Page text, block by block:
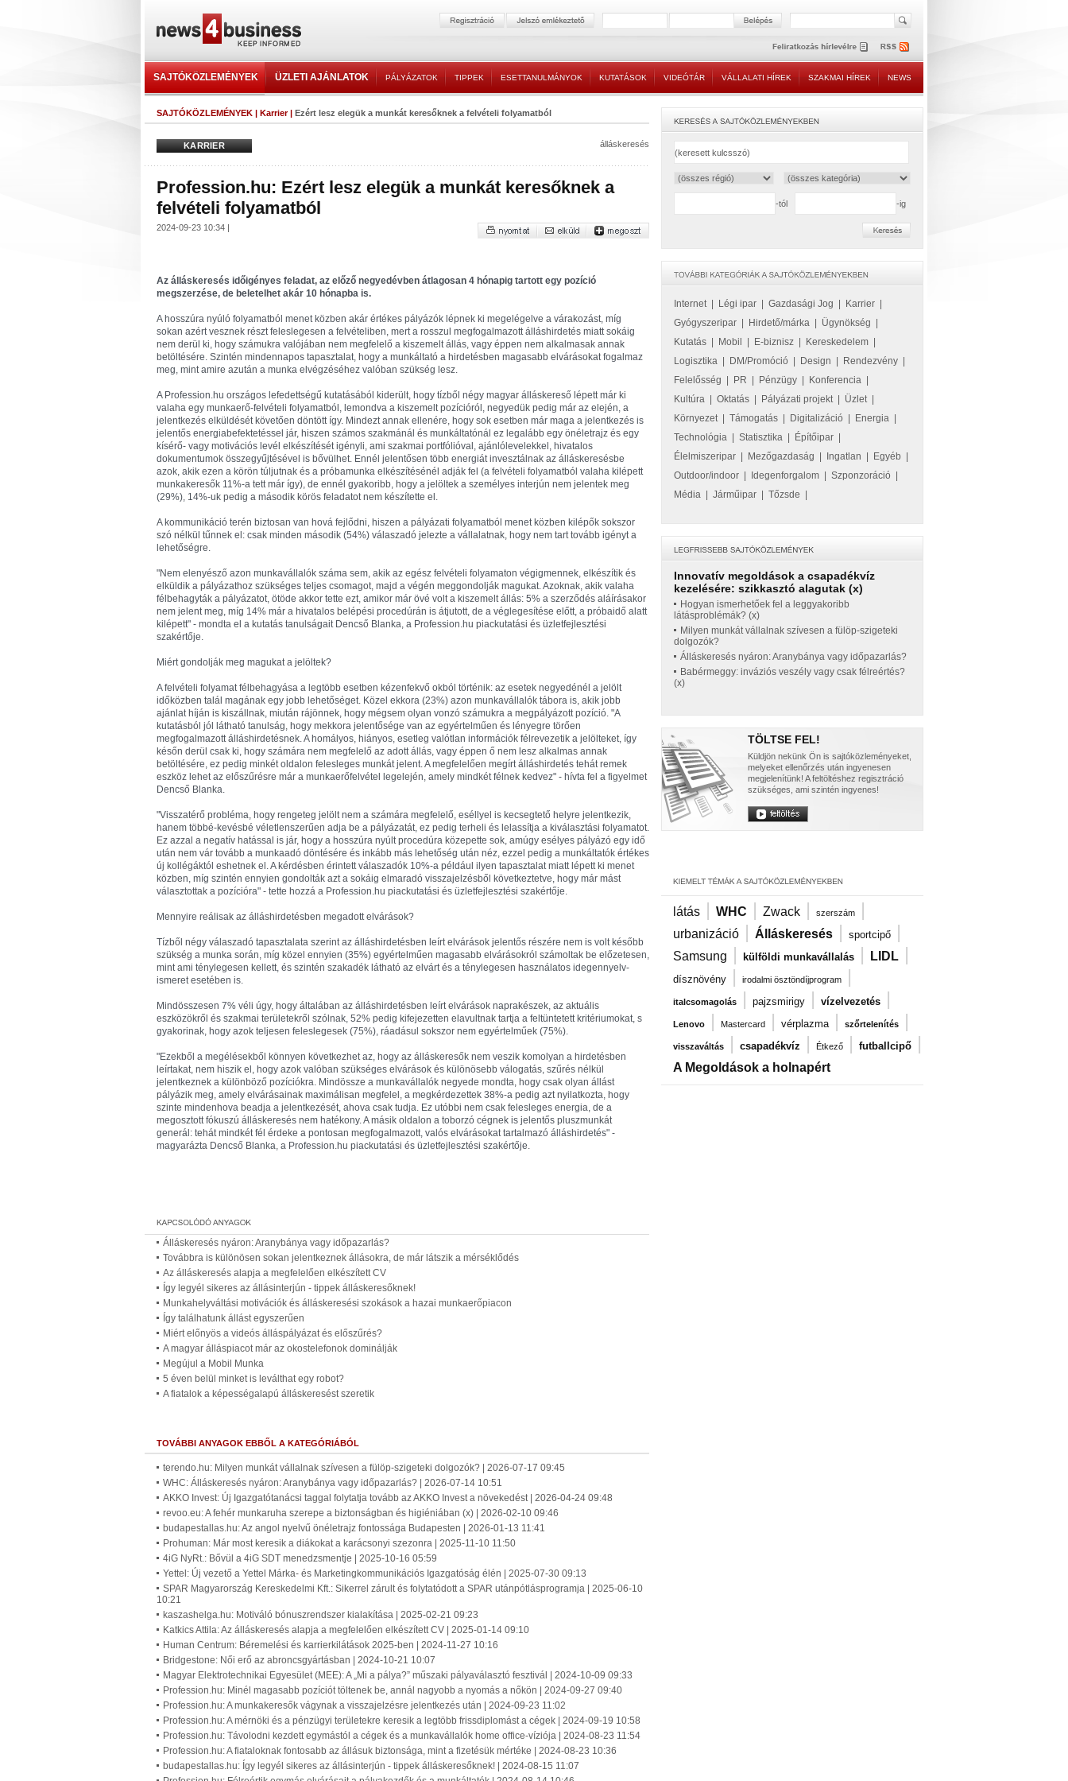
SAJTÓKÖZLEMÉNYEK ÜZLETI AJÁNLATOK PÁLYÁZATOK TIPPEK ESETTANULMÁNYOK KUTATÁSOK VIDEÓTÁR VÁLLALATI HÍREK SZAKMAI HÍREK NEWS
SAJTÓKÖZLEMÉNYEK | Karrier| Ezért lesz elegük a munkát keresőknek a felvételi folyamatból
KARRIER álláskeresés
Profession.hu: Ezért lesz elegük a munkát keresőknek a
felvételi folyamatból
2024-09-23 10:34 |
Az álláskeresés időigényes feladat, az előző negyedévben átlagosan 4 hónapig tartott egy pozíció
megszerzése, de beletelhet akár 10 hónapba is.
A hosszúra nyúló folyamatból menet közben akár értékes pályázók lépnek ki megelégelve a várakozást, míg
sokan azért vesznek részt feleslegesen a felvételiben, mert a rosszul megfogalmazott álláshirdetés miatt sokáig
nem derül ki, hogy számukra valójában nem megfelelő a kiszemelt állás, vagy éppen nem alkalmasak annak
betöltésére. Szintén mindennapos tapasztalat, hogy a munkáltató a hirdetésben magasabb elvárásokat fogalmaz
meg, mint amire azután a munka elvégzéséhez valóban szükség lesz.
A Profession.hu országos lefedettségű kutatásából kiderült, hogy tízből négy magyar álláskereső lépett már ki
valaha egy munkaerő-felvételi folyamatból, lemondva a kiszemelt pozícióról, negyedük pedig már az elején, a
jelentkezés elküldését követően döntött így. Mindezt annak ellenére, hogy sok esetben már maga a jelentkezés is
jelentős energiabefektetéssel jár, hiszen számos szakmánál és munkáltatónál ez legalább egy önéletrajz és egy
kísérő- vagy motivációs levél elkészítését igényli, ami szakmai portfólióval, ajánlólevelekkel, hivatalos
dokumentumok összegyűjtésével is bővülhet. Ennél jelentősen több energiát invesztálnak az álláskeresésbe
azok, akik ezen a körön túljutnak és a próbamunka elkészítésénél adják fel (a felvételi folyamatból valaha kilépett
munkakeresők 11%-a tett már így), de ennél gyakoribb, hogy a jelöltek a személyes interjún nem jelentek meg
(29%), 14%-uk pedig a második körös feladatot nem készítette el.
A kommunikáció terén biztosan van hová fejlődni, hiszen a pályázati folyamatból menet közben kilépők sokszor
szó nélkül tűnnek el: csak minden második (54%) válaszadó jelezte a vállalatnak, hogy nem tart tovább igényt a
lehetőségre.
"Nem elenyésző azon munkavállalók száma sem, akik az egész felvételi folyamaton végigmennek, elkészítik és
elküldik a pályázathoz szükséges teljes csomagot, majd a végén meggondolják magukat. Azoknak, akik valaha
félbehagyták a pályázatot, ötöde akkor tette ezt, amikor már övé volt a kiszemelt állás: 5% a szerződés aláírásakor
nem jelent meg, míg 14% már a hivatalos belépési procedúrán is átjutott, de a véglegesítése előtt, a próbaidő alatt
kilépett" - mondta el a kutatás tanulságait Dencső Blanka, a Profession.hu piackutatási és üzletfejlesztési
szakértője.
Miért gondolják meg magukat a jelöltek?
A felvételi folyamat félbehagyása a legtöbb esetben kézenfekvő okból történik: az esetek negyedénél a jelölt
időközben talál magának egy jobb lehetőséget. Közel ekkora (23%) azon munkavállalók tábora is, akik jobb
ajánlat híján is kiszállnak, miután rájönnek, hogy mégsem olyan vonzó számukra a megpályázott pozíció. "A
kutatásból jól látható tanulság, hogy mekkora jelentősége van az egyértelműen és lényegre törően
megfogalmazott álláshirdetésnek. A homályos, hiányos, esetleg valótlan információk félrevezetik a jelölteket, így
későn derül csak ki, hogy számára nem megfelelő az adott állás, vagy éppen ő nem lesz alkalmas annak
betöltésére, ez pedig minkét oldalon felesleges munkát jelent. A megfelelően megírt álláshirdetés tehát remek
eszköz lehet az előszűrésre már a munkaerőfelvétel legelején, amely mindkét félnek kedvez" - hívta fel a figyelmet
Dencső Blanka.
"Visszatérő probléma, hogy rengeteg jelölt nem a számára megfelelő, eséllyel is kecsegtető helyre jelentkezik,
hanem többé-kevésbé véletlenszerűen adja be a pályázatát, ez pedig terheli és lelassítja a kiválasztási folyamatot.
Ez azzal a negatív hatással is jár, hogy a hosszúra nyúlt procedúra közepette sok, amúgy esélyes pályázó egy idő
után nem vár tovább a munkaadó döntésére és inkább más lehetőség után néz, ezzel pedig a munkáltatók értékes
új kollégáktól eshetnek el. A kérdésben érintett válaszadók 10%-a például ilyen tapasztalat miatt lépett ki menet
közben, míg szintén ennyien gondolták azt a sokáig elmaradó visszajelzésből következtetve, hogy már mást
választottak a pozícióra" - tette hozzá a Profession.hu piackutatási és üzletfejlesztési szakértője.
Mennyire reálisak az álláshirdetésben megadott elvárások?
Tízből négy válaszadó tapasztalata szerint az álláshirdetésben leírt elvárások jelentős részére nem is volt később
szükség a munka során, míg közel ennyien (35%) egyértelműen magasabb elvárásokról számoltak be előzetesen,
mint ami ténylegesen kellett, és szintén szakadék látható az elvárt és a ténylegesen használatos idegennyelv-
ismeret esetében is.
Mindösszesen 7% véli úgy, hogy általában az álláshirdetésben leírt elvárások naprakészek, az aktuális
eszközökről és szakmai területekről szólnak, 52% pedig kifejezetten elavultnak tartja a feltüntetett kritériumokat, s
gyakorinak, hogy azok teljesen feleslegesek (75%), ráadásul sokszor nem egyértelműek (75%).
"Ezekből a megélésekből könnyen következhet az, hogy az álláskeresők nem veszik komolyan a hirdetésben
leírtakat, nem hiszik el, hogy azok valóban szükséges elvárások és különösebb válogatás, szűrés nélkül
jelentkeznek a különböző pozíciókra. Mindössze a munkavállalók negyede mondta, hogy csak olyan állást
pályázik meg, amely elvárásainak maximálisan megfelel, a megkérdezettek 38%-a pedig azt nyilatkozta, hogy
szinte mindenhova beadja a jelentkezését, ahova csak tudja. Ez utóbbi nem csak felesleges energia, de a
megosztott fókuszú álláskeresés nem hatékony. A másik oldalon a toborzó cégnek is jelentős pluszmunkát
generál: tehát mindkét fél érdeke a pontosan megfogalmazott, valós elvárásokat tartalmazó álláshirdetés" -
magyarázta Dencső Blanka, a Profession.hu piackutatási és üzletfejlesztési szakértője.
Álláskeresés nyáron: Aranybánya vagy időpazarlás?
Továbbra is különösen sokan jelentkeznek állásokra, de már látszik a mérséklődés
Az álláskeresés alapja a megfelelően elkészített CV
Így legyél sikeres az állásinterjún - tippek álláskeresőknek!
Munkahelyváltási motivációk és álláskeresési szokások a hazai munkaerőpiacon
Így találhatunk állást egyszerűen
Miért előnyös a videós álláspályázat és előszűrés?
A magyar álláspiacot már az okostelefonok dominálják
Megújul a Mobil Munka
5 éven belül minket is leválthat egy robot?
A fiatalok a képességalapú álláskeresést szeretik
TOVÁBBI ANYAGOK EBBŐL A KATEGÓRIÁBÓL
terendo.hu: Milyen munkát vállalnak szívesen a fülöp-szigeteki dolgozók? | 2026-07-17 09:45
WHC: Álláskeresés nyáron: Aranybánya vagy időpazarlás? | 2026-07-14 10:51
AKKO Invest: Új Igazgatótanácsi taggal folytatja tovább az AKKO Invest a növekedést | 2026-04-24 09:48
revoo.eu: A fehér munkaruha szerepe a biztonságban és higiéniában (x) | 2026-02-10 09:46
budapestallas.hu: Az angol nyelvű önéletrajz fontossága Budapesten | 2026-01-13 11:41
Prohuman: Már most keresik a diákokat a karácsonyi szezonra | 2025-11-10 11:50
4iG NyRt.: Bővül a 4iG SDT menedzsmentje | 2025-10-16 05:59
Yettel: Új vezető a Yettel Márka- és Marketingkommunikációs Igazgatóság élén | 2025-07-30 09:13
SPAR Magyarország Kereskedelmi Kft.: Sikerrel zárult és folytatódott a SPAR utánpótlásprogramja | 2025-06-10
10:21
kaszashelga.hu: Motiváló bónuszrendszer kialakítása | 2025-02-21 09:23
Katkics Attila: Az álláskeresés alapja a megfelelően elkészített CV | 2025-01-14 09:10
Human Centrum: Béremelési és karrierkilátások 2025-ben | 2024-11-27 10:16
Bridgestone: Női erő az abroncsgyártásban | 2024-10-21 10:07
Magyar Elektrotechnikai Egyesület (MEE): A „Mi a pálya?” műszaki pályaválasztó fesztivál | 2024-10-09 09:33
Profession.hu: Minél magasabb pozíciót töltenek be, annál nagyobb a nyomás a nőkön | 2024-09-27 09:40
Profession.hu: A munkakeresők vágynak a visszajelzésre jelentkezés után | 2024-09-23 11:02
Profession.hu: A mérnöki és a pénzügyi területekre keresik a legtöbb frissdiplomást a cégek | 2024-09-19 10:58
Profession.hu: Távolodni kezdett egymástól a cégek és a munkavállalók home office-víziója | 2024-08-23 11:54
Profession.hu: A fiataloknak fontosabb az állásuk biztonsága, mint a fizetésük mértéke | 2024-08-23 10:36
budapestallas.hu: Így legyél sikeres az állásinterjún - tippek álláskeresőknek! | 2024-08-15 11:07
-tól -ig
Internet| Légi ipar Gazdasági Jog Karrier
Gyógyszeripar
Hirdető/márka Ügynökség
Kutatás
Mobil E-biznisz Kereskedelem
Logisztika
DM/Promóció Design Rendezvény
Felelősség
PR Pénzügy Konferencia
Kultúra
Oktatás Pályázati projekt| Üzlet|
Környezet| Támogatás Digitalizáció Energia
Technológia
Statisztika Építőipar
Élelmiszeripar
Mezőgazdaság Ingatlan Egyéb
Outdoor/indoor
Idegenforgalom Szponzoráció
Média
Járműipar Tőzsde
Innovatív megoldások a csapadékvíz
kezelésére: szikkasztó alagutak (x)
Hogyan ismerhetőek fel a leggyakoribb
látásproblémák? (x)
Milyen munkát vállalnak szívesen a fülöp-szigeteki
dolgozók?
Álláskeresés nyáron: Aranybánya vagy időpazarlás?
Babérmeggy: inváziós veszély vagy csak félreértés?
(x)
TÖLTSE FEL!
Küldjön nekünk Ön is sajtóközleményeket,
melyeket ellenőrzés után ingyenesen
megjelenítünk! A feltöltéshez regisztráció
szükséges, ami szintén ingyenes!
látás | WHC | Zwack | szerszám |
urbanizáció | Álláskeresés | sportcipő |
Samsung | külföldi munkavállalás | LIDL |
dísznövény | irodalmi ösztöndíjprogram |
italcsomagolás | pajzsmirigy | vízelvezetés |
Lenovo | Mastercard | vérplazma | szőrtelenítés |
visszaváltás | csapadékvíz | Étkező | futballcipő |
A Megoldások a holnapért